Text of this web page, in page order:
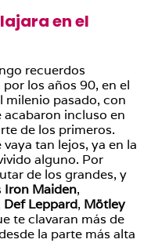
en el
recuerdos
los años 90, en el
milenio pasado, con
incluso en
de los primeros.
tan lejos, ya en la
alguno. Por
de los grandes, y
Iron Maiden,
Def Leppard, Mötley
te clavaran más de
la parte más alta